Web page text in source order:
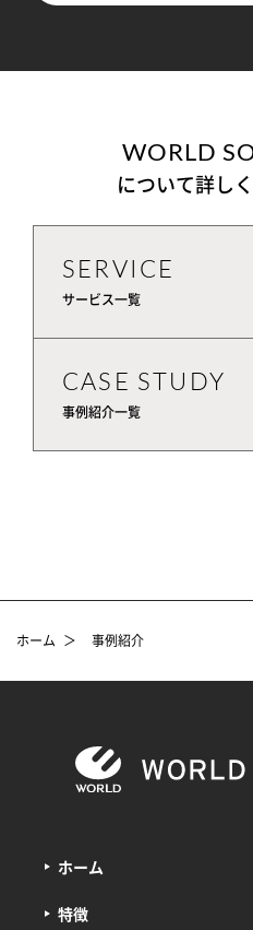
WORLD
について詳し
SERVICE
サービス一覧
CASE STUDY
事例紹介一覧
ホーム ＞ 事例紹介
ホーム
特徴